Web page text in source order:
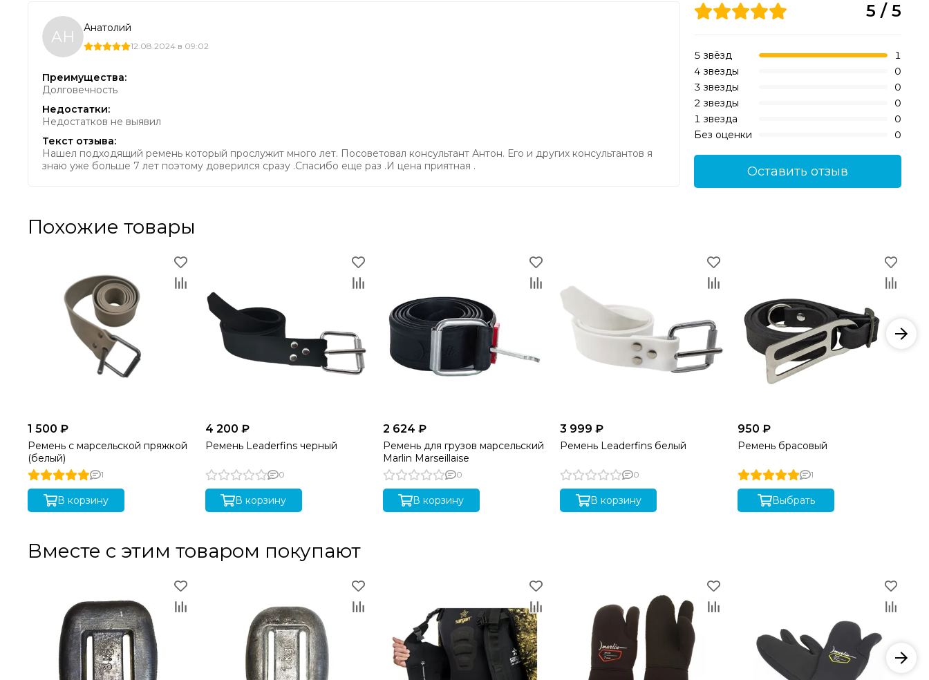
АН Анатолий
12.08.2024 в 09:02
Преимущества:
Долговечность
Недостатки:
Недостатков не выявил
Текст отзыва:
Нашел подходящий ремень который прослужит много лет. Посоветовал консультант Антон. Его и других консультантов я
знаю уже больше 7 лет поэтому доверился сразу .Спасибо еще раз .И цена приятная .
5 / 5
5 звёзд
1
4 звезды
0
3 звезды
0
2 звезды
0
1 звезда
0
Без оценки
0
Оставить отзыв
Похожие товары
1 500 ₽
Ремень с марсельской пряжкой
(белый)
1
В корзину
4 200 ₽
Ремень Leaderfins черный
0
В корзину
2 624 ₽
Ремень для грузов марсельский
Marlin Marseillaise
0
В корзину
3 999 ₽
Ремень Leaderfins белый
0
В корзину
950 ₽
Ремень брасовый
1
Выбрать
Вместе с этим товаром покупают